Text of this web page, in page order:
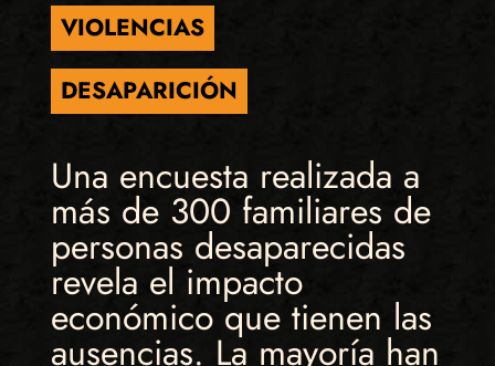
VIOLENCIAS
DESAPARICIÓN
Una encuesta realizada a
más de 300 familiares de
personas desaparecidas
revela el impacto
económico que tienen las
ausencias. La mayoría han